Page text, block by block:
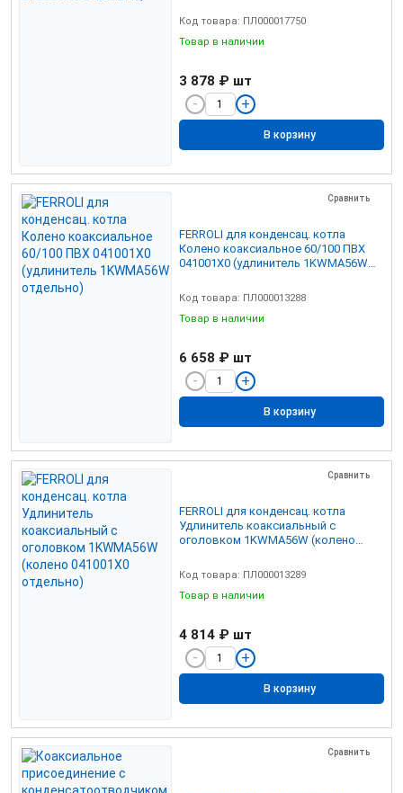
Код товара: ПЛ000017750
Товар в наличии
3 878 ₽ шт
В корзину
Сравнить
FERROLI для конденсац. котла
Колено коаксиальное 60/100 ПВХ
041001Х0 (удлинитель 1KWMA56W
Код товара: ПЛ000013288
Товар в наличии
6 658 ₽ шт
В корзину
Сравнить
FERROLI для конденсац. котла
Удлинитель коаксиальный с
оголовком 1KWMA56W (колено
Код товара: ПЛ000013289
Товар в наличии
4 814 ₽ шт
В корзину
Сравнить